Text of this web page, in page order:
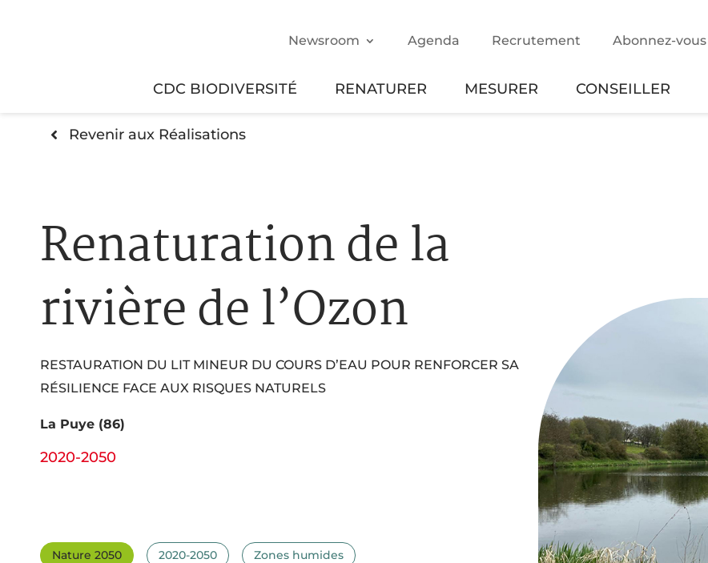
Newsroom Agenda Recrutement Abonnez-vous
CDC BIODIVERSITÉ RENATURER MESURER CONSEILLER
Revenir aux Réalisations
Renaturation de la
rivière de l’Ozon
RESTAURATION DU LIT MINEUR DU COURS D’EAU POUR RENFORCER SA
RÉSILIENCE FACE AUX RISQUES NATURELS
La Puye (86)
2020-2050
Nature 2050 2020-2050 Zones humides